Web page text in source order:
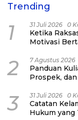
Trending
1 31 Juli 2026 0
Ketika
Motivasi
2 7 Agustus 2026
Panduan
Prospek,
3 31 Juli 2026 0
Catatan
Hukum yang